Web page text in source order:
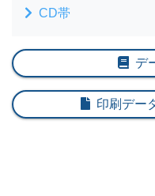
CD帯
デ
印刷デー